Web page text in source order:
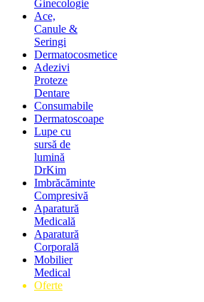
Ginecologie
Ace,
Canule &
Seringi
Dermatocosmetice
Adezivi
Proteze
Dentare
Consumabile
Dermatoscoape
Lupe cu
sursă de
lumină
DrKim
Imbrăcăminte
Compresivă
Aparatură
Medicală
Aparatură
Corporală
Mobilier
Medical
Oferte